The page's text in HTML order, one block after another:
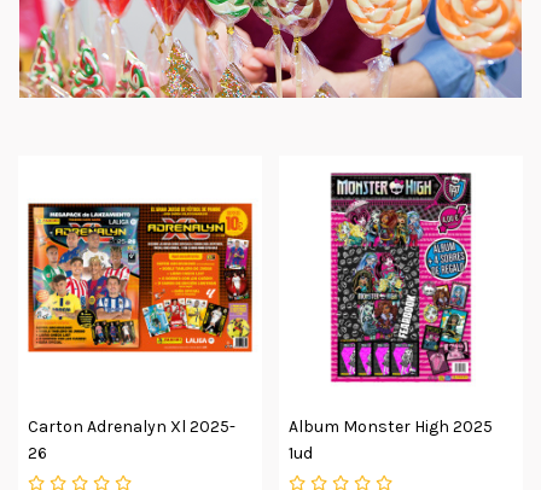
Carton Adrenalyn Xl 2025-
26
Album Monster High 2025
1ud